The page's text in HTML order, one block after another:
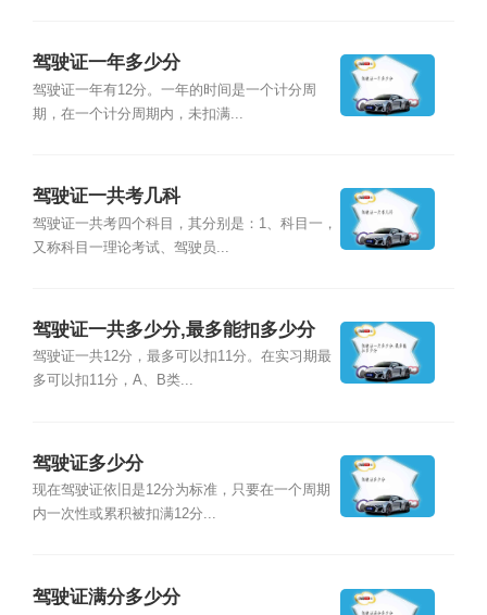
驾驶证一年多少分
驾驶证一年有12分。一年的时间是一个计分周
期，在一个计分周期内，未扣满...
驾驶证一共考几科
驾驶证一共考四个科目，其分别是：1、科目一，
又称科目一理论考试、驾驶员...
驾驶证一共多少分,最多能扣多少分
驾驶证一共12分，最多可以扣11分。在实习期最
多可以扣11分，A、B类...
驾驶证多少分
现在驾驶证依旧是12分为标准，只要在一个周期
内一次性或累积被扣满12分...
驾驶证满分多少分